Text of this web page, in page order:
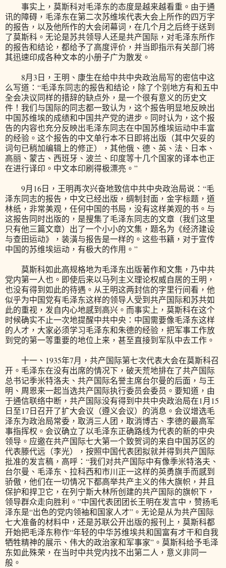
事实上，莫斯科对毛泽东的态度是越来越看重。由于通
讯的障碍，毛泽东在第二次苏维埃代表大会上所作的四万字
的报告，以及他所作的大会闭幕词，在几个月之后终于送到
了莫斯科。无论是苏共领导人还是共产国际，对毛泽东所作
的报告和结论，都给予了高度评价，并当即指示有关部门将
其迅速印成各种文本的小册子广为散发。
8月3日，王明、康生在给中共中央政治局写的密信中这
么写道：“毛泽东同志的报告和结论，除了个别地方有和五中
全会决议同样的措辞的缺点外，是一个很有意义的历史文
件！我们与国际的同志都一致认为，这个报告明显地反映出
中国苏维埃的成绩和中国共产党的进步。同时认为，这个报
告的内容也充分反映出毛泽东同志在中国苏维埃运动中丰富
的经验。这个报告的中文单行本不日即将出版（其中欠妥的
词句已稍加编辑上的修正），其他俄、德、英、法、日本、
高丽、蒙古、西班牙、波兰、印度等十几个国家的译本也正
在进行译印。中文本印刷得极漂亮。”
9月16日，王明再次兴奋地致信中共中央政治局说：“毛
泽东同志的报告，中文已经出版，绸制封面，金字标题，道
林纸，非常美观，任何中国的书局，没有这样美观的书。与
这报告同时出版的，是搜集了毛泽东同志的文章（我们这里
只有他三篇文章）出了一个小小的文集，题名为《经济建设
与查田运动》，装潢与报告是一样的。这些书籍，对于宣传
中国的苏维埃运动，有极大的作用。”
莫斯科如此高规格地为毛泽东出版著作和文集，乃中共
党内第一人也。即使后来以马列主义理论权威自居的王明，
也没有得到如此的待遇。从王明这两封信的字里行间看，他
似乎为中国党有毛泽东这样的领导人受到共产国际和苏共如
此的重视，发自内心地感到高兴。而事实上，莫斯科在这个
时候确实不止一次地提醒中共中央：中国需要像毛泽东这样
的人才，大家必须学习毛泽东和朱德的经验，把军事工作放
到党的第一等重要的地位上来，甚至直接到军队中去工作。
十一、1935年7月，共产国际第七次代表大会在莫斯科召
开。毛泽东在没有出席的情况下，破天荒地排在了共产国际
总书记季米特洛夫、共产国际名誉主席台尔曼的后面，与王
明、周恩来一起当选共产国际执行委员会委员。要知道，由
于通信联络中断，共产国际没有得到中共中央政治局在1月15
日至17日召开了扩大会议（遵义会议）的消息。会议增选毛
泽东为政治局常委，取消三人团，取消博古、李德的最高军
事指挥权。会议确立了以毛泽东正确路线为代表的新的中央
领导。应邀在共产国际七大第一个致贺词的来自中国苏区的
代表滕代远（李光），按照中国代表团拟就并得到共产国际
批准的发言稿，高呼：“我们对共产国际中有像季米特洛夫、
台尔曼、毛泽东、拉科西和市川正一这样的英勇旗手而感到
骄傲，他们在一切情况下都高举共产主义的伟大旗帜，并且
保护和捍卫它，在列宁斯大林所创建的共产国际的旗帜下，
领导群众走向胜利。”中国代表团团长王明在发言中，赞扬毛
泽东是“出色的党内领袖和国家人才”。无论是从为共产国际
七大准备的材料中，还是苏联公开出版的报刊上，莫斯科都
开始把毛泽东称作“年轻的中华苏维埃共和国富有才干和自我
牺牲精神的展示、伟大的政治家和军事家”。莫斯科给予毛泽
东如此殊荣，在当时中共党内找不出第二人，意义非同一
般。